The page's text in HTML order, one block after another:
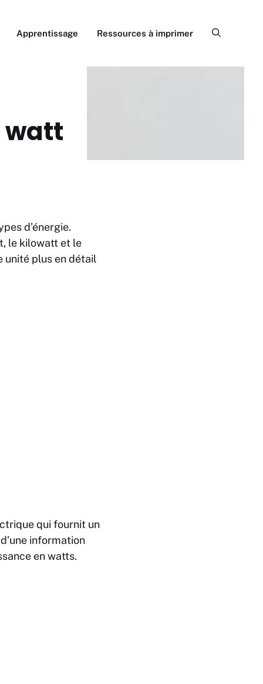
Apprentissage Ressources à imprimer
watt
d’énergie.
le kilowatt et le
unité plus en détail
qui fournit un
information
en watts.